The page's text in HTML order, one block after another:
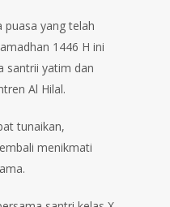
puasa yang telah
1446 H ini
santrii yatim dan
Al Hilal.
tunaikan,
menikmati